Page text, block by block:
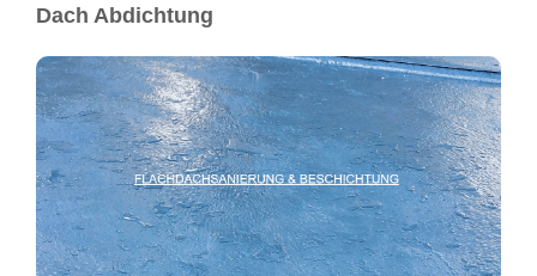
Dach Abdichtung